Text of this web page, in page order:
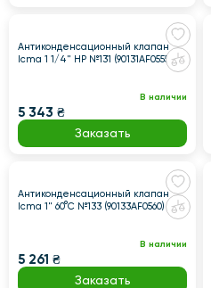
Антиконденсационный клапан
Icma 1 1/4" НР №131 (90131AF0555)
В наличии
5 343 ₴
Заказать
Антиконденсационный клапан
Icma 1" 60°C №133 (90133AF0560)
В наличии
5 261 ₴
Заказать